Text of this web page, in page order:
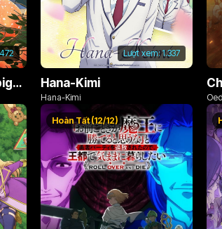
Phù Thủy Nấm (Champignon no Majo)
Lượt xem:1.337
Hana-Kimi
Hana-Kimi
Hoàn Tất (12/12)